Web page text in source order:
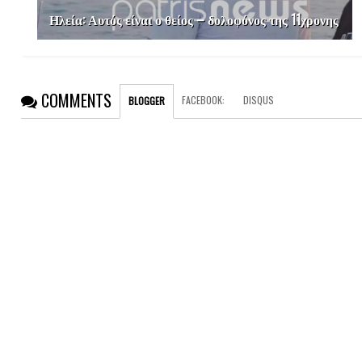
Ηλεία: Αυτός είναι ο θείος – δολοφόνος της 11χρονης
COMMENTS BLOGGER FACEBOOK: DISQUS